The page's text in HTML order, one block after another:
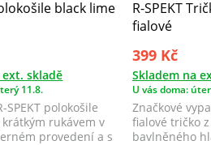
black lime
skladě
11.8.
SPEKT polokošile
rukávem v
provedení a s
R-SPEKT
fialové
399 Kč
Skladem na
U vás doma:
Značkové
fialové tričko
bavlněného